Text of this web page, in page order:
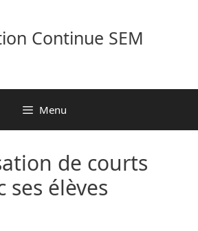
Continue SEM
Menu
de courts
ses élèves